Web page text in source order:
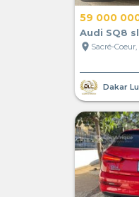
59 000
Audi SQ8
location_on Sacré-